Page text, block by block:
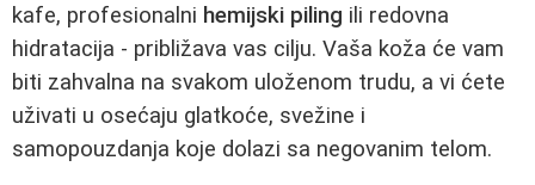
kafe, profesionalni hemijski piling ili redovna
hidratacija - približava vas cilju. Vaša koža će vam
biti zahvalna na svakom uloženom trudu, a vi ćete
uživati u osećaju glatkoće, svežine i
samopouzdanja koje dolazi sa negovanim telom.